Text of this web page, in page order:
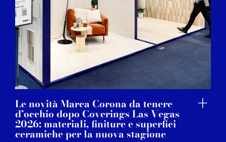
Le novità Marca Corona da tenere
d’occhio dopo Coverings Las Vegas
2026: materiali, finiture e superfici
ceramiche per la nuova stagione